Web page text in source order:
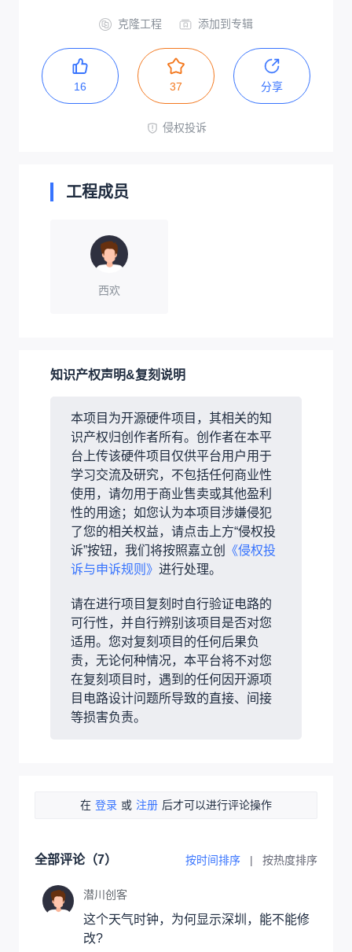
克隆工程 添加到专辑
16 37 分享
侵权投诉
工程成员
西欢
知识产权声明&复刻说明
本项目为开源硬件项目，其相关的知
识产权归创作者所有。创作者在本平
台上传该硬件项目仅供平台用户用于
学习交流及研究，不包括任何商业性
使用，请勿用于商业售卖或其他盈利
性的用途；如您认为本项目涉嫌侵犯
了您的相关权益，请点击上方“侵权投
诉”按钮，我们将按照嘉立创
《侵权投
诉与申诉规则》 进行处理。
请在进行项目复刻时自行验证电路的
可行性，并自行辨别该项目是否对您
适用。您对复刻项目的任何后果负
责，无论何种情况，本平台将不对您
在复刻项目时，遇到的任何因开源项
目电路设计问题所导致的直接、间接
等损害负责。
在 登录 或 注册 后才可以进行评论操作
全部评论（7） 按时间排序 | 按热度排序
潜川创客
这个天气时钟，为何显示深圳，能不能修
改?